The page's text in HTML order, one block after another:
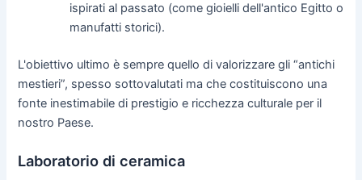
ispirati al passato (come gioielli dell'antico Egitto o
manufatti storici).
L'obiettivo ultimo è sempre quello di valorizzare gli “antichi
mestieri”, spesso sottovalutati ma che costituiscono una
fonte inestimabile di prestigio e ricchezza culturale per il
nostro Paese.
Laboratorio di ceramica